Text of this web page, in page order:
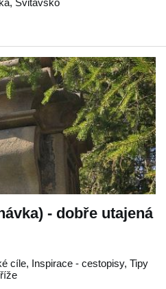
, Svitavsko
- dobře utajená
cíle, Inspirace - cestopisy, Tipy